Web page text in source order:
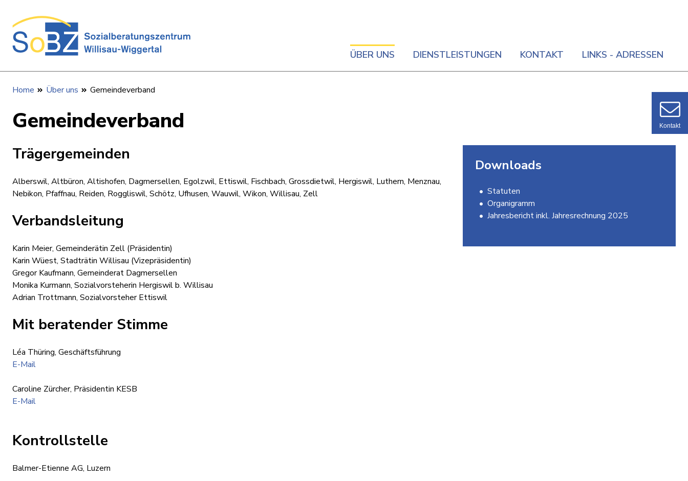
ÜBER UNS DIENSTLEISTUNGEN KONTAKT LINKS - ADRESSEN
Kontakt
Home Über uns Gemeindeverband
Gemeindeverband
Trägergemeinden
Alberswil, Altbüron, Altishofen, Dagmersellen, Egolzwil, Ettiswil, Fischbach, Grossdietwil, Hergiswil, Luthern, Menznau,
Nebikon, Pfaffnau, Reiden, Roggliswil, Schötz, Ufhusen, Wauwil, Wikon, Willisau, Zell
Verbandsleitung
Karin Meier, Gemeinderätin Zell (Präsidentin)
Karin Wüest, Stadträtin Willisau (Vizepräsidentin)
Gregor Kaufmann, Gemeinderat Dagmersellen
Monika Kurmann, Sozialvorsteherin Hergiswil b. Willisau
Adrian Trottmann, Sozialvorsteher Ettiswil
Mit beratender Stimme
Léa Thüring, Geschäftsführung
E-Mail
Caroline Zürcher, Präsidentin KESB
E-Mail
Kontrollstelle
Balmer-Etienne AG, Luzern
Downloads
Statuten
Organigramm
Jahresbericht inkl. Jahresrechnung 2025